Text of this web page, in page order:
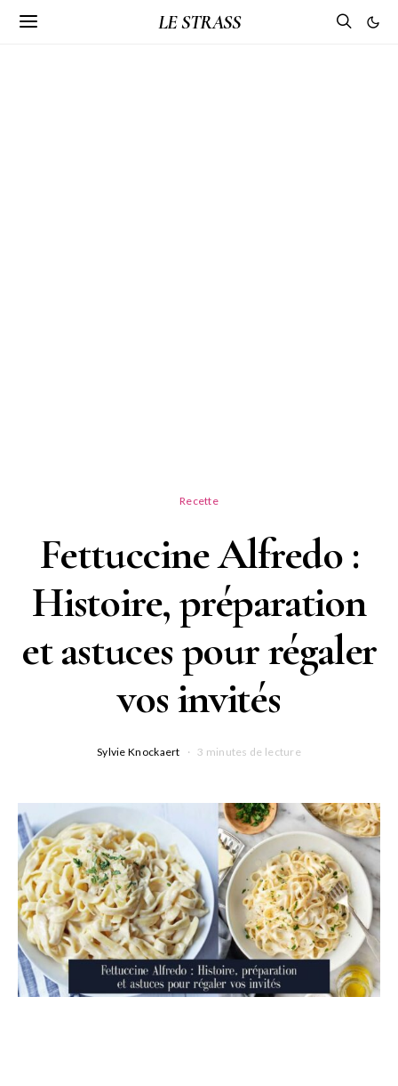
LE STRASS
Recette
Fettuccine Alfredo :
Histoire, préparation
et astuces pour régaler
vos invités
Sylvie Knockaert 3 minutes de lecture